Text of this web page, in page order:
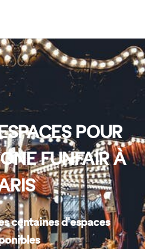
POUR
FUNFAIR À
centaines d'espaces